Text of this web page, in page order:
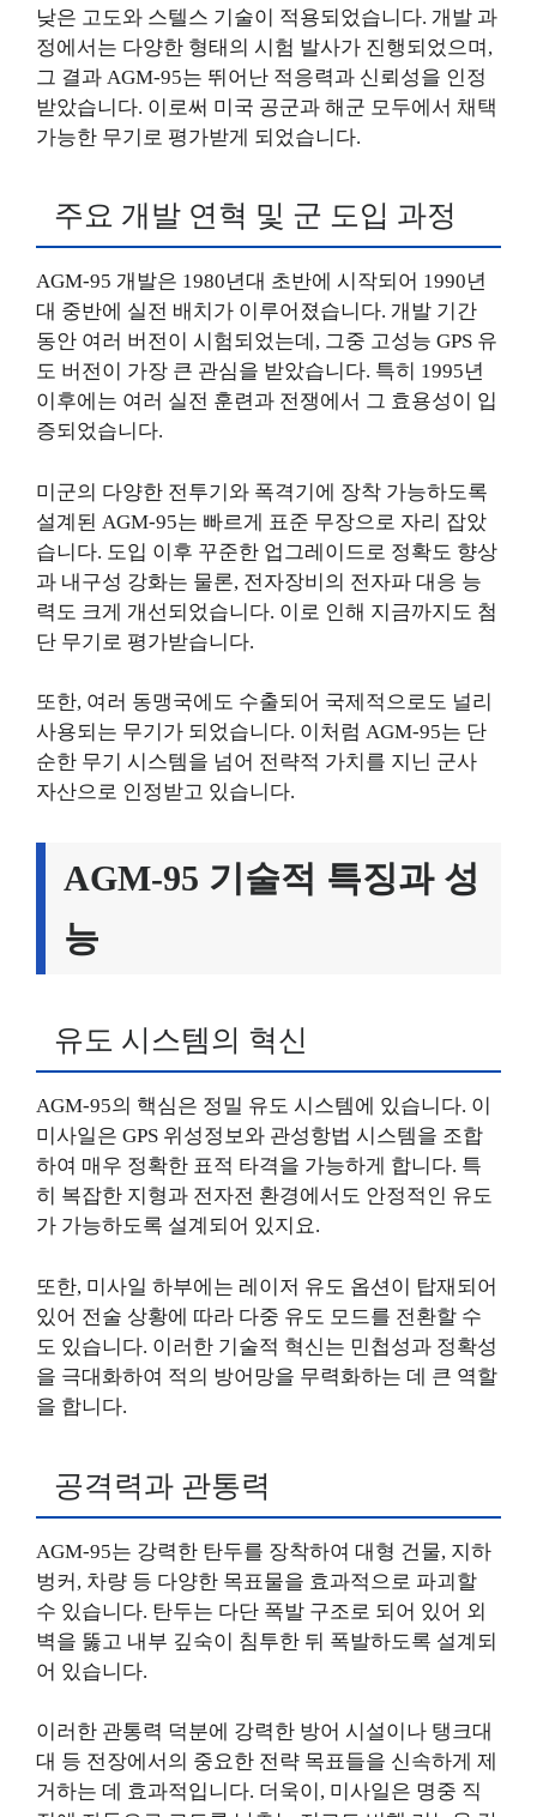
낮은 고도와 스텔스 기술이 적용되었습니다. 개발 과
정에서는 다양한 형태의 시험 발사가 진행되었으며,
그 결과 AGM-95는 뛰어난 적응력과 신뢰성을 인정
받았습니다. 이로써 미국 공군과 해군 모두에서 채택
가능한 무기로 평가받게 되었습니다.
주요 개발 연혁 및 군 도입 과정
AGM-95 개발은 1980년대 초반에 시작되어 1990년
대 중반에 실전 배치가 이루어졌습니다. 개발 기간
동안 여러 버전이 시험되었는데, 그중 고성능 GPS 유
도 버전이 가장 큰 관심을 받았습니다. 특히 1995년
이후에는 여러 실전 훈련과 전쟁에서 그 효용성이 입
증되었습니다.
미군의 다양한 전투기와 폭격기에 장착 가능하도록
설계된 AGM-95는 빠르게 표준 무장으로 자리 잡았
습니다. 도입 이후 꾸준한 업그레이드로 정확도 향상
과 내구성 강화는 물론, 전자장비의 전자파 대응 능
력도 크게 개선되었습니다. 이로 인해 지금까지도 첨
단 무기로 평가받습니다.
또한, 여러 동맹국에도 수출되어 국제적으로도 널리
사용되는 무기가 되었습니다. 이처럼 AGM-95는 단
순한 무기 시스템을 넘어 전략적 가치를 지닌 군사
자산으로 인정받고 있습니다.
AGM-95 기술적 특징과 성
능
유도 시스템의 혁신
AGM-95의 핵심은 정밀 유도 시스템에 있습니다. 이
미사일은 GPS 위성정보와 관성항법 시스템을 조합
하여 매우 정확한 표적 타격을 가능하게 합니다. 특
히 복잡한 지형과 전자전 환경에서도 안정적인 유도
가 가능하도록 설계되어 있지요.
또한, 미사일 하부에는 레이저 유도 옵션이 탑재되어
있어 전술 상황에 따라 다중 유도 모드를 전환할 수
도 있습니다. 이러한 기술적 혁신는 민첩성과 정확성
을 극대화하여 적의 방어망을 무력화하는 데 큰 역할
을 합니다.
공격력과 관통력
AGM-95는 강력한 탄두를 장착하여 대형 건물, 지하
벙커, 차량 등 다양한 목표물을 효과적으로 파괴할
수 있습니다. 탄두는 다단 폭발 구조로 되어 있어 외
벽을 뚫고 내부 깊숙이 침투한 뒤 폭발하도록 설계되
어 있습니다.
이러한 관통력 덕분에 강력한 방어 시설이나 탱크대
대 등 전장에서의 중요한 전략 목표들을 신속하게 제
거하는 데 효과적입니다. 더욱이, 미사일은 명중 직